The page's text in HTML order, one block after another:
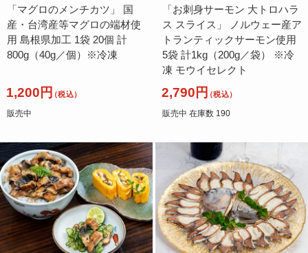
「マグロのメンチカツ」 国
産・台湾産等マグロの端材使
用 島根県加工 1袋 20個 計
800g（40g／個）※冷凍
1,200円（税込）
販売中
「お刺身サーモン 大トロハラ
ス スライス」 ノルウェー産ア
トランティックサーモン使用
5袋 計1kg（200g／袋） ※冷
凍 モウイセレクト
2,790円（税込）
販売中 在庫数 190